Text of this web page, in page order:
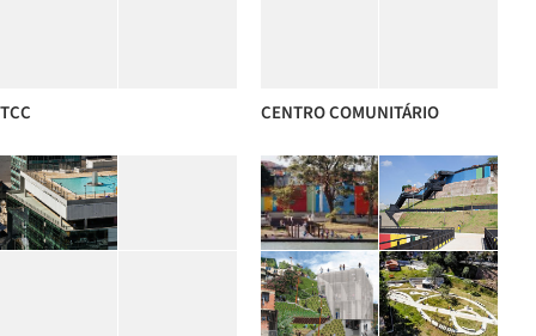
TCC CENTRO COMUNITÁRIO